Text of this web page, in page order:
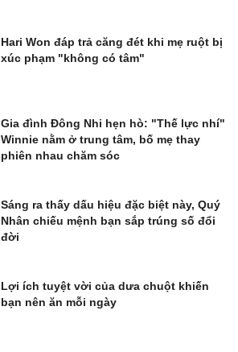
Hari Won đáp trả căng đét khi mẹ ruột bị
xúc phạm "không có tâm"
Gia đình Đông Nhi hẹn hò: "Thế lực nhí"
Winnie nằm ở trung tâm, bố mẹ thay
phiên nhau chăm sóc
Sáng ra thấy dấu hiệu đặc biệt này, Quý
Nhân chiếu mệnh bạn sắp trúng số đổi
đời
Lợi ích tuyệt vời của dưa chuột khiến
bạn nên ăn mỗi ngày